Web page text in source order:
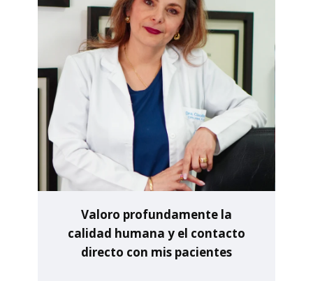
Valoro profundamente la
calidad humana y el contacto
directo con mis pacientes